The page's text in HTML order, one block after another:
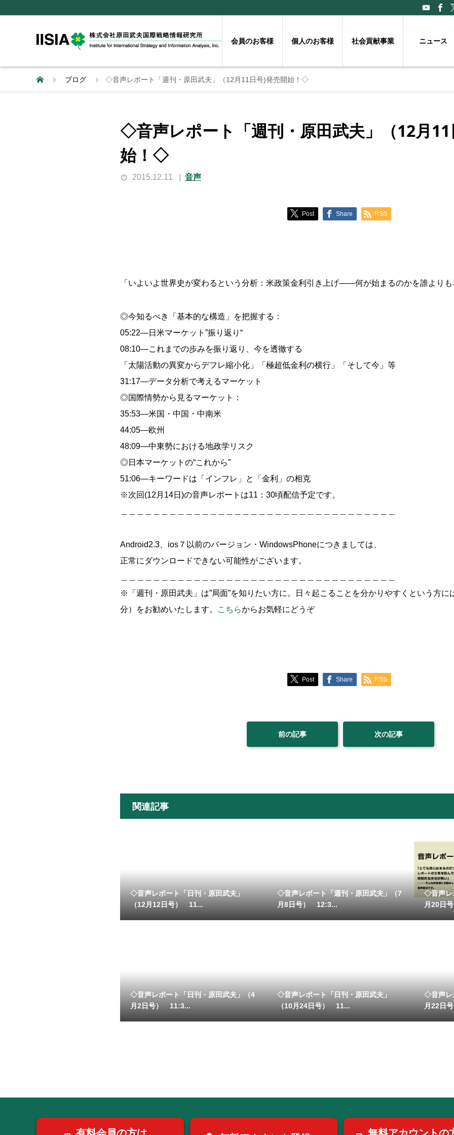
会員のお客様 個人のお客様 社会貢献事業 ニュース
ブログ ◇音声レポート「週刊・原田武夫」（12月11日号)発売開始！◇
◇音声レポート「週刊・原田武夫」（12月11
始！◇
2015.12.11 音声
Post Share RSS
「いよいよ世界史が変わるという分析：米政策金利引き上げ――何が始まるのかを誰よりも
◎今知るべき「基本的な構造」を把握する：
05:22―日米マーケット”振り返り“
08:10―これまでの歩みを振り返り、今を透徹する
「太陽活動の異変からデフレ縮小化」「極超低金利の横行」「そして今」等
31:17―データ分析で考えるマーケット
◎国際情勢から見るマーケット：
35:53―米国・中国・中南米
44:05―欧州
48:09―中東勢における地政学リスク
◎日本マーケットの“これから”
51:06―キーワードは「インフレ」と「金利」の相克
※次回(12月14日)の音声レポートは11：30頃配信予定です。
Android2.3、ios７以前のバージョン・WindowsPhoneにつきましては、
正常にダウンロードできない可能性がございます。
※「週刊・原田武夫」は”局面”を知りたい方に。日々起こることを分かりやすくという方に
分）をお勧めいたします。
こちらからお気軽にどうぞ
Post Share RSS
前の記事 次の記事
関連記事
◇音声レポート「日刊・原田武夫」
（12月12日号） 11...
◇音声レポート「週刊・原田武夫」（7
月8日号） 12:3...
◇音声レ
月20日号
◇音声レポート「日刊・原田武夫」（4
月2日号） 11:3...
◇音声レポート「日刊・原田武夫」
（10月24日号） 11...
◇音声レ
月22日号